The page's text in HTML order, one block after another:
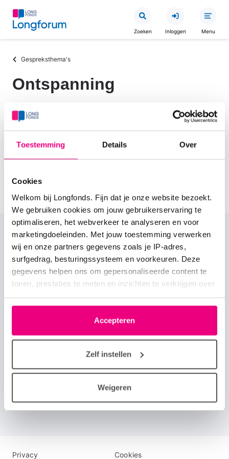
Toestemming Details Over
Cookies
Welkom bij Longfonds. Fijn dat je onze website bezoekt.
We gebruiken cookies om jouw gebruikerservaring te
optimaliseren, het webverkeer te analyseren en voor
marketingdoeleinden. Met jouw toestemming verwerken
wij en onze partners gegevens zoals je IP-adres,
surfgedrag, besturingssysteem en voorkeuren. Deze
gegevens helpen ons om gepersonaliseerde content te
tonen, prestaties te meten en inzichten te verkrijgen over
moment wijzigen of intrekken via het cookie-icoontje
linksonder elke pagina. De lijst met partners is te vinden
in het tabblad “details”.
Accepteren
Zelf instellen
Weigeren
Overslaan
inhoud
gaan
Zoeken Inloggen Menu
Kruimelpad
Gespreksthema's
Ontspanning
Zin om ergens over te kletsen of een spelletje te
doen. Dit kan hier!
Off Topic
Nieuws Algemeen
Vrije tijd / hobby
Primair
footer
menu
Home Over Longforum
Onze huisregels Help jij mee?
Veelgestelde vragen Longfonds.nl
footer
Over astma
Over COPD
Over zeldzame longziekten
Volg ons overal
Disclaimer
Privacy Cookies
Logo